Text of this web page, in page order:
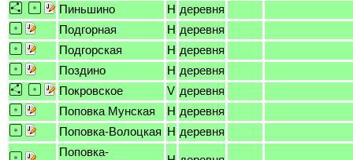
Пиньшино
H деревня
Подгорная
H деревня
Подгорская
H деревня
Поздино
H деревня
Покровское
V деревня
Поповка Мунская
H деревня
Поповка-Волоцкая H деревня
Поповка-